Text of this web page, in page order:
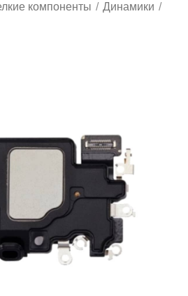
компоненты / Динамики /